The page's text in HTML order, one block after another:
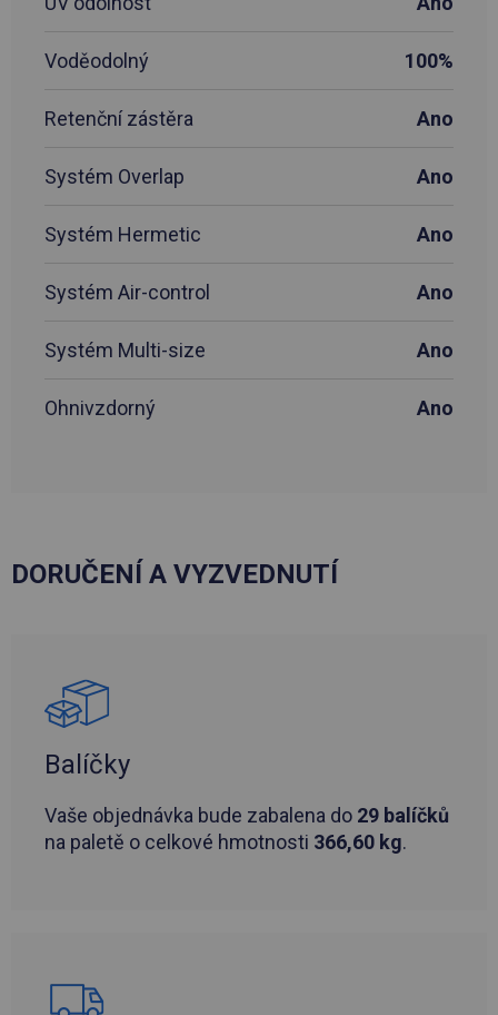
Voděodolný 100%
Retenční zástěra Ano
Systém Overlap Ano
Systém Hermetic Ano
Systém Air-control Ano
Systém Multi-size Ano
Ohnivzdorný Ano
DORUČENÍ A VYZVEDNUTÍ
Balíčky
Vaše objednávka bude zabalena do 29 balíčků
na paletě o celkové hmotnosti 366,60 kg.